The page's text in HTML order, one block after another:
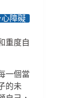
心障礙
重度自
一個當
的未